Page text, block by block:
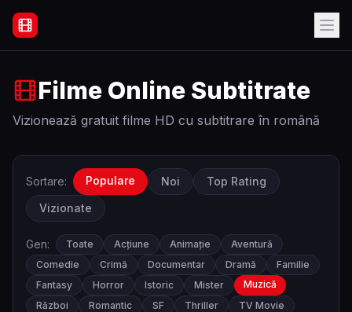
Filme Online Subtitrate - Acasă
Filme Online Subtitrate
Vizionează gratuit filme HD cu subtitrare în română
Sortare: Populare Noi
Top Rating
Vizionate
Gen: Toate Acțiune Animație
Aventură
Comedie
Crimă Documentar Dramă
Familie
Fantasy
Horror Istoric Mister
Muzică
Război
Romantic SF Thriller
TV Movie